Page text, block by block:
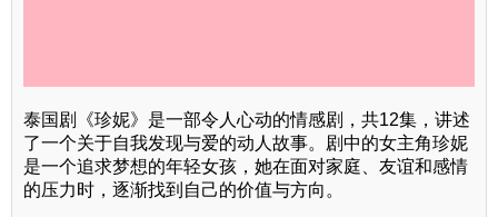
泰国剧《珍妮》是一部令人心动的情感剧，共12集，讲述
了一个关于自我发现与爱的动人故事。剧中的女主角珍妮
是一个追求梦想的年轻女孩，她在面对家庭、友谊和感情
的压力时，逐渐找到自己的价值与方向。